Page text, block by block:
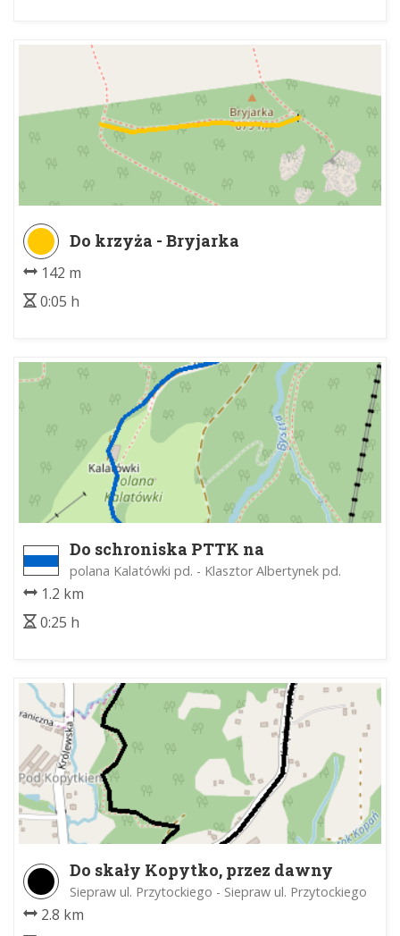
Do krzyża - Bryjarka
142 m
0:05 h
Do schroniska PTTK na
Kalatówkach
polana Kalatówki pd. - Klasztor Albertynek pd.
1.2 km
0:25 h
Do skały Kopytko, przez dawny
kamieniołom
Siepraw ul. Przytockiego - Siepraw ul. Przytockiego
2.8 km